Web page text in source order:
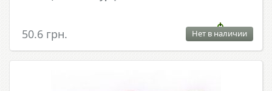
50.6 грн. Нет в наличии